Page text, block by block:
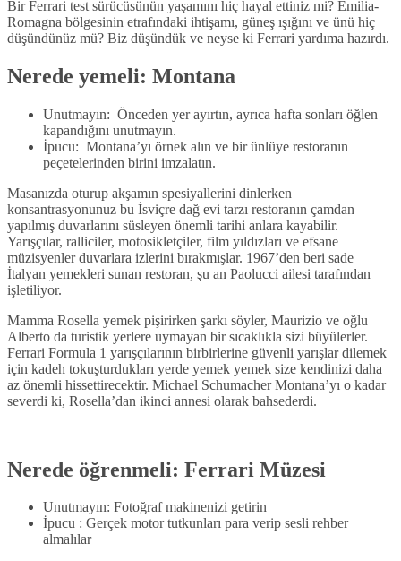
Bir Ferrari test sürücüsünün yaşamını hiç hayal ettiniz mi? Emilia-
Romagna bölgesinin etrafındaki ihtişamı, güneş ışığını ve ünü hiç
düşündünüz mü? Biz düşündük ve neyse ki Ferrari yardıma hazırdı.
Nerede yemeli: Montana
Unutmayın: Önceden yer ayırtın, ayrıca hafta sonları öğlen
kapandığını unutmayın.
İpucu: Montana’yı örnek alın ve bir ünlüye restoranın
peçetelerinden birini imzalatın.
Masanızda oturup akşamın spesiyallerini dinlerken
konsantrasyonunuz bu İsviçre dağ evi tarzı restoranın çamdan
yapılmış duvarlarını süsleyen önemli tarihi anlara kayabilir.
Yarışçılar, ralliciler, motosikletçiler, film yıldızları ve efsane
müzisyenler duvarlara izlerini bırakmışlar. 1967’den beri sade
İtalyan yemekleri sunan restoran, şu an Paolucci ailesi tarafından
işletiliyor.
Mamma Rosella yemek pişirirken şarkı söyler, Maurizio ve oğlu
Alberto da turistik yerlere uymayan bir sıcaklıkla sizi büyülerler.
Ferrari Formula 1 yarışçılarının birbirlerine güvenli yarışlar dilemek
için kadeh tokuşturdukları yerde yemek yemek size kendinizi daha
az önemli hissettirecektir. Michael Schumacher Montana’yı o kadar
severdi ki, Rosella’dan ikinci annesi olarak bahsederdi.
Nerede öğrenmeli: Ferrari Müzesi
Unutmayın: Fotoğraf makinenizi getirin
İpucu : Gerçek motor tutkunları para verip sesli rehber
almalılar